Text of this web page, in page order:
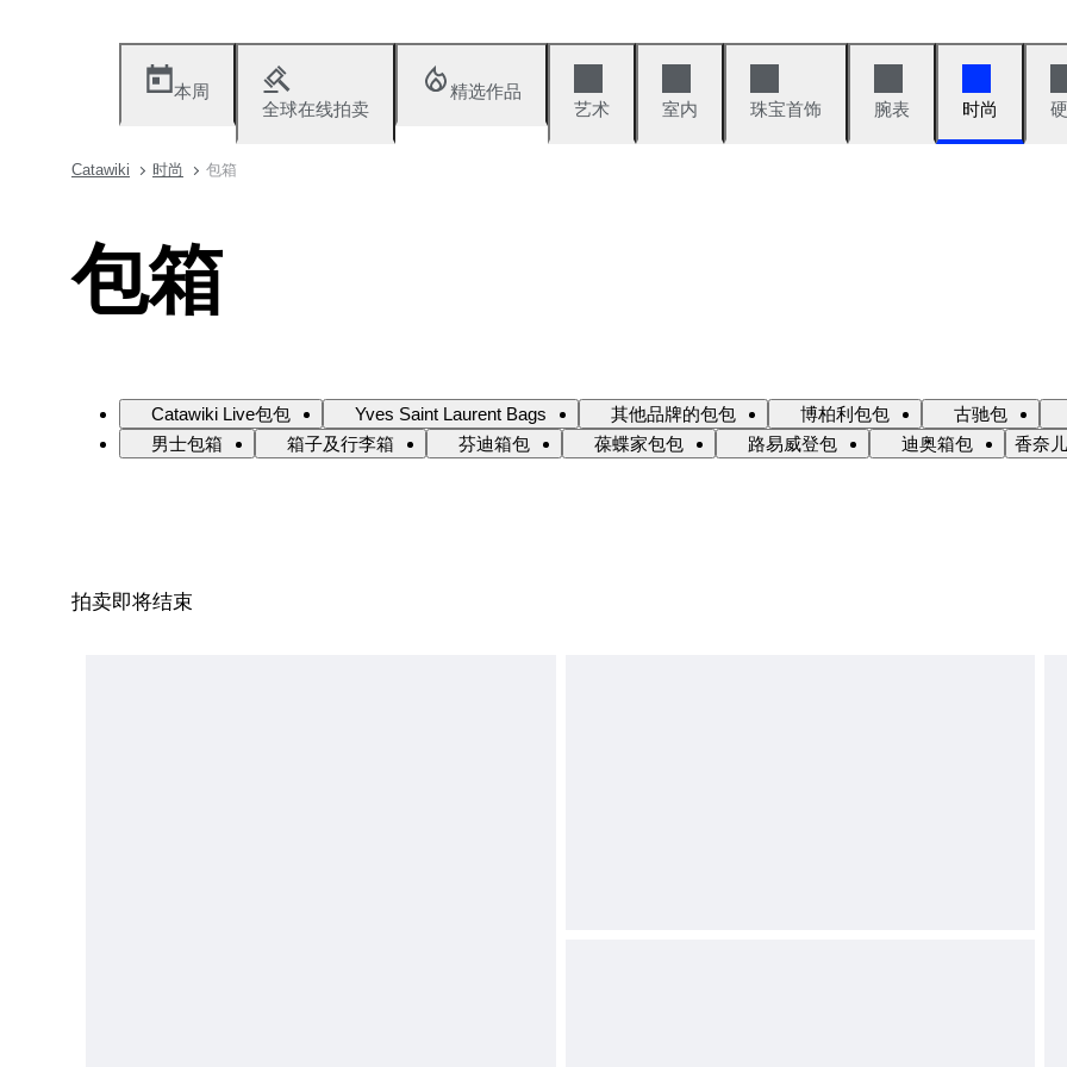
本周
全球在线拍卖
精选作品
艺术
室内 珠宝首饰 腕表 时尚
Catawiki 时尚 包箱
包箱
Catawiki Live包包 Yves Saint Laurent Bags 其他品牌的包包 博柏利包包
古驰包
男士包箱
箱子及行李箱 芬迪箱包 葆蝶家包包 路易威登包 迪奥箱包 香奈
拍卖即将结束